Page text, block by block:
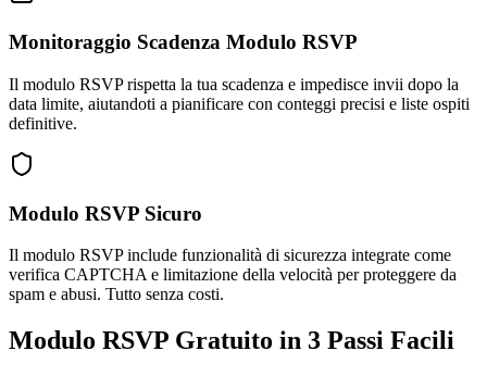
Monitoraggio Scadenza Modulo RSVP
Il modulo RSVP rispetta la tua scadenza e impedisce invii dopo la
data limite, aiutandoti a pianificare con conteggi precisi e liste ospiti
definitive.
Modulo RSVP Sicuro
Il modulo RSVP include funzionalità di sicurezza integrate come
verifica CAPTCHA e limitazione della velocità per proteggere da
spam e abusi. Tutto senza costi.
Modulo RSVP Gratuito in 3 Passi Facili